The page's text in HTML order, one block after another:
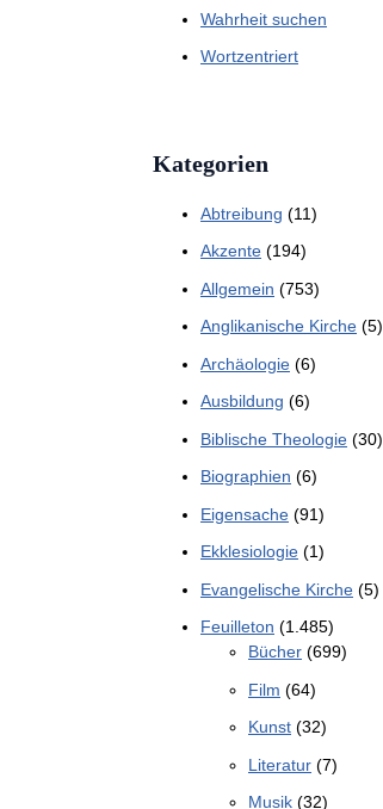
Wahrheit suchen
Wortzentriert
Kategorien
Abtreibung (11)
Akzente (194)
Allgemein (753)
Anglikanische Kirche (5)
Archäologie (6)
Ausbildung (6)
Biblische Theologie (30)
Biographien (6)
Eigensache (91)
Ekklesiologie (1)
Evangelische Kirche (5)
Feuilleton (1.485)
Bücher (699)
Film (64)
Kunst (32)
Literatur (7)
Musik (32)